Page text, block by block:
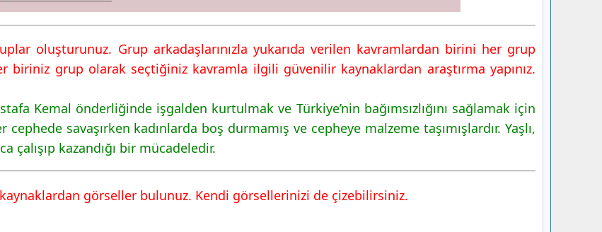
oluşturunuz. Grup arkadaşlarınızla yukarıda verilen kavramlardan birini her grup
biriniz grup olarak seçtiğiniz kavramla ilgili güvenilir kaynaklardan araştırma yapınız.
Kemal önderliğinde işgalden kurtulmak ve Türkiye’nin bağımsızlığını sağlamak için
savaşırken kadınlarda boş durmamış ve cepheye malzeme taşımışlardır. Yaşlı,
çalışıp kazandığı bir mücadeledir.
görseller bulunuz. Kendi görsellerinizi de çizebilirsiniz.